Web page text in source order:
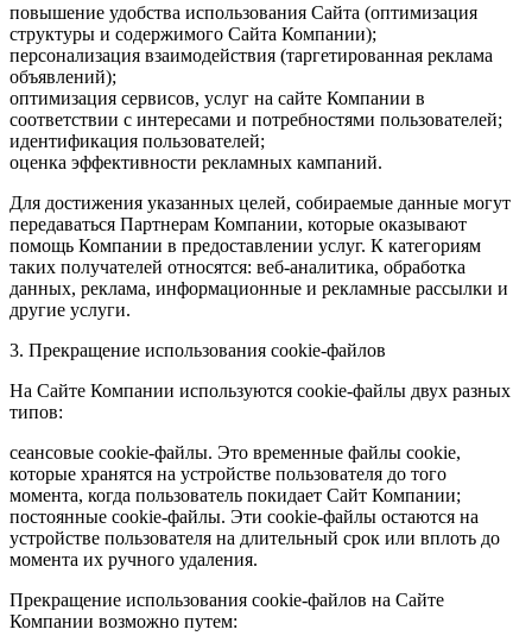
повышение удобства использования Сайта (оптимизация
структуры и содержимого Сайта Компании);
персонализация взаимодействия (таргетированная реклама
объявлений);
оптимизация сервисов, услуг на сайте Компании в
соответствии с интересами и потребностями пользователей;
идентификация пользователей;
оценка эффективности рекламных кампаний.
Для достижения указанных целей, собираемые данные могут
передаваться Партнерам Компании, которые оказывают
помощь Компании в предоставлении услуг. К категориям
таких получателей относятся: веб-аналитика, обработка
данных, реклама, информационные и рекламные рассылки и
другие услуги.
3. Прекращение использования cookie-файлов
На Сайте Компании используются cookie-файлы двух разных
типов:
сеансовые cookie-файлы. Это временные файлы cookie,
которые хранятся на устройстве пользователя до того
момента, когда пользователь покидает Сайт Компании;
постоянные cookie-файлы. Эти cookie-файлы остаются на
устройстве пользователя на длительный срок или вплоть до
момента их ручного удаления.
Прекращение использования cookie-файлов на Сайте
Компании возможно путем: